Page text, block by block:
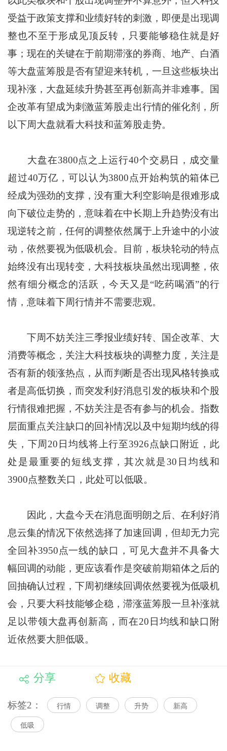
受益于政策支撑和业绩好转的刺激，即便是出现调
整也不至于形成见顶反转，只要能够稳住就是好
事；现在的关键在于前期滞涨的券商、地产、白酒
等大盘蓝筹股是否有望迎来转机，一旦这些板块出
现补涨，大盘延续升势甚至再创新高并非难事。国
企改革有望成为刺激蓝筹股走出行情的催化剂，所
以下周大盘就看大科技和蓝筹股走势。
大盘在3800点之上运行40个交易日，成交量
超过40万亿，可以认为3800点开始构筑的箱体已
经成为强劲的支撑，没有重大利空影响是很难形成
向下破位走势的，意味着在中长期上升趋势没有出
现逆转之前，任何的调整依然属于上升途中的小波
动，依然要视为低吸机会。目前，板块轮动的特点
始终没有出现转变，大科技板块虽然出现调整，依
然有细分概念的活跃，今天又是“吃药喝酒”的行
情，意味着下周行情并不需要悲观。
下周不妨关注三季报业绩好转、国企改革、大
消费等概念，关注大科技板块的调整力度，关注是
否有新的领涨热点，从而判断是否出现风格转换或
者是高低切换，而突发利好消息引发的板块和个股
行情很难把握，不妨关注是否有参与的机会。指数
层面重点关注缺口的回补情况以及中短期均线的得
失，下周20日均线将上行至3926点缺口附近，此
处是最重要的短线支撑，其次就是30日均线和
3900点整数关口，此处可以低吸。
因此，大盘今天在消息面明朗之后、在利好消
息云集的情况下依然选择了加速回调，但却无力完
全回补3950点一线的缺口，可见大盘并不具备大
幅回调的动能，更应该看作是突破前期箱体之后的
回抽确认过程，下周初继续回调依然要视为低吸机
会，只要大科技能够企稳，滞涨蓝筹股一旦补涨就
足以带领大盘再创新高，而在20日均线和缺口附
近依然要大胆低吸。
分享 收藏
标签2： 行情 调整 升势 新高
低吸